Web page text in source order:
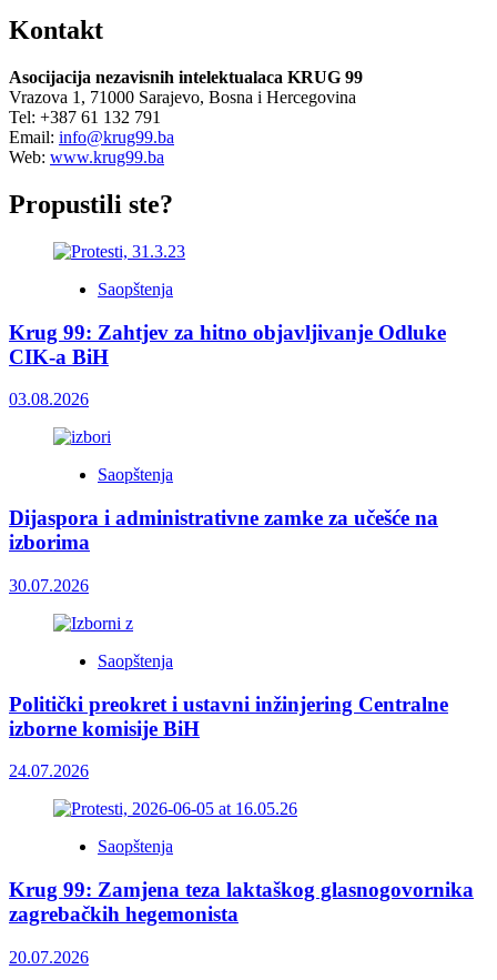
Kontakt
Asocijacija nezavisnih intelektualaca KRUG 99
Vrazova 1, 71000 Sarajevo, Bosna i Hercegovina
Tel: +387 61 132 791
Email: info@krug99.ba
Web: www.krug99.ba
Propustili ste?
Saopštenja
Krug 99: Zahtjev za hitno objavljivanje Odluke
CIK-a BiH
03.08.2026
Saopštenja
Dijaspora i administrativne zamke za učešće na
izborima
30.07.2026
Saopštenja
Politički preokret i ustavni inžinjering Centralne
izborne komisije BiH
24.07.2026
Saopštenja
Krug 99: Zamjena teza laktaškog glasnogovornika
zagrebačkih hegemonista
20.07.2026